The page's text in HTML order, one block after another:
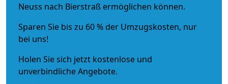
Neuss nach Bierstraß ermöglichen können.
Sparen Sie bis zu 60 % der Umzugskosten, nur
bei uns!
Holen Sie sich jetzt kostenlose und
unverbindliche Angebote.